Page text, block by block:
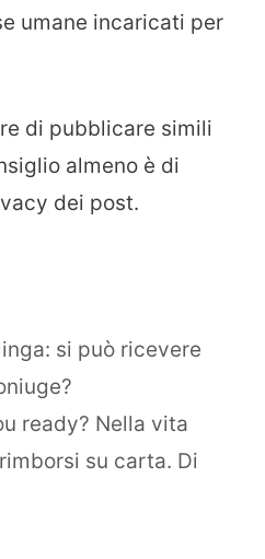
umane incaricati per
di pubblicare simili
almeno è di
dei post.
si può ricevere
ready? Nella vita
su carta. Di